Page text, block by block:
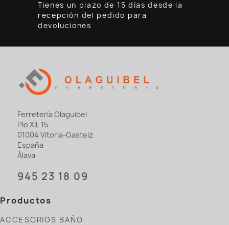
Tienes un plazo de 15 días desde la
recepción del pedido para
devoluciones
Ferretería Olaguibel
Pio XII, 15
01004 Vitoria-Gasteiz
España
Álava
945 23 18 09
Productos
ACCESORIOS BAÑO